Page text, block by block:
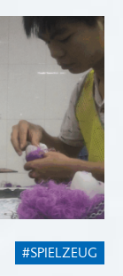
#SPIELZEUG